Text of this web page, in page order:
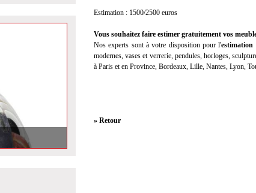
Estimation : 1500/2500 euros
Vous souhaitez faire estimer gratuitement vos
Nos experts sont à votre disposition pour l'estimation
modernes, vases et verrerie, pendules, horloges,
à Paris et en Province, Bordeaux, Lille, Nantes, Lyon,
» Retour